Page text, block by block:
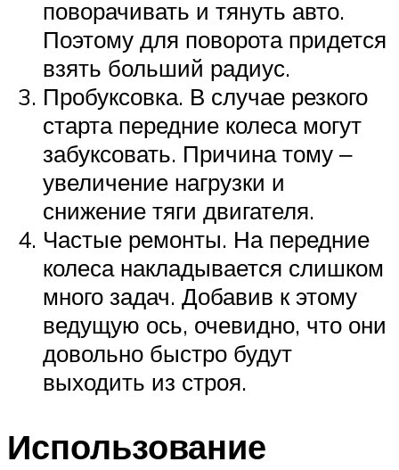
поворачивать и тянуть авто.
Поэтому для поворота придется
взять больший радиус.
Пробуксовка. В случае резкого
старта передние колеса могут
забуксовать. Причина тому ‒
увеличение нагрузки и
снижение тяги двигателя.
Частые ремонты. На передние
колеса накладывается слишком
много задач. Добавив к этому
ведущую ось, очевидно, что они
довольно быстро будут
выходить из строя.
Использование